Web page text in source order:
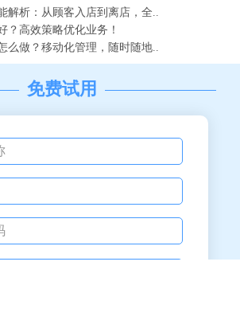
解析：从顾客入店到离店，全..
？高效策略优化业务！
么做？移动化管理，随时随地..
免费试用